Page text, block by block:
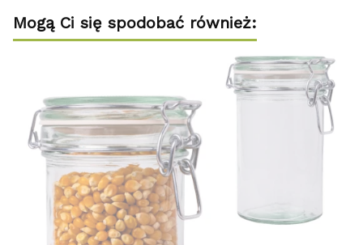
Mogą Ci się spodobać również: